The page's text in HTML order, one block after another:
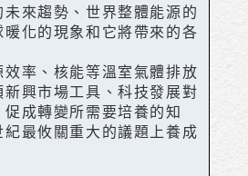
來趨勢、世界整體能源的
化的現象和它將帶來的各
率、核能等溫室氣體排放
興市場工具、科技發展對
成轉變所需要培養的知
最攸關重大的議題上養成